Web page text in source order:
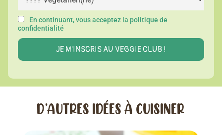
En continuant, vous acceptez la politique de
confidentialité
D’AUTRES IDÉES À CUISINER